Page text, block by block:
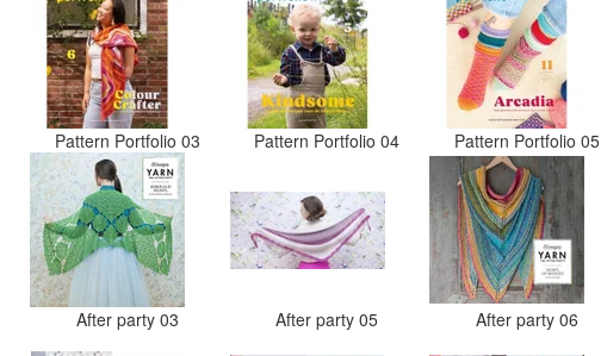
Pattern Portfolio 03 Pattern Portfolio 04 Pattern Portfolio 05
After party 03 After party 05 After party 06